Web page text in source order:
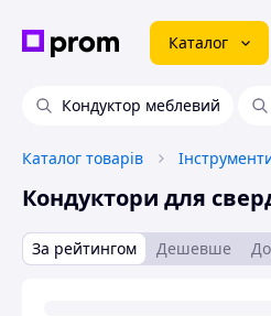
Каталог
Кондуктор меблевий
Каталог товарів
Кондуктори для
За рейтингом Дешевше